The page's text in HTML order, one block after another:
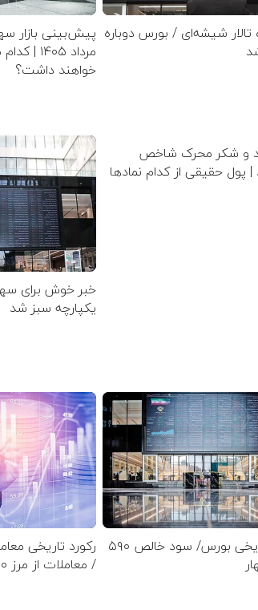
تالار شیشه‌ای / بورس دوباره
مرداد
خواهند داشت؟
و شکر محرک شاخص
حقیقی از کدام نماد‌ها
خبر خوش برای
یکپارچه سبز شد
ارزندگی تاریخی بورس/ سود خالص ۵۹۰
رکورد تاریخی
/ معاملات از مرز ۳۰ همت گذشت